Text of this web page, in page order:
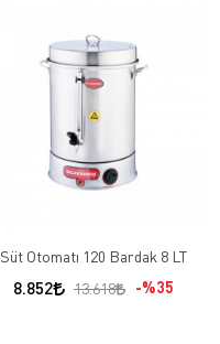
Süt Otomatı 120 Bardak 8 LT
8.852 13.618 %35